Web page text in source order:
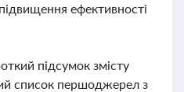
ефективності
підсумок змісту
список першоджерел з